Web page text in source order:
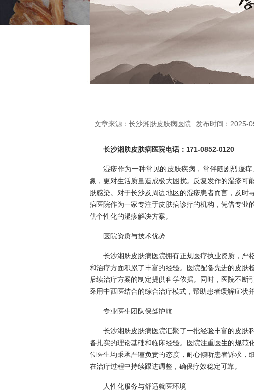
文章来源：长沙湘肤皮肤病医院 发布时间：2025-
长沙湘肤皮肤病医院电话：171-0852-0120
湿疹作为一种常见的皮肤疾病，常伴随剧烈瘙
象，更对生活质量造成极大困扰。反复发作的湿疹可
肤感染。对于长沙及周边地区的湿疹患者而言，及时
病医院作为一家专注于皮肤病诊疗的机构，凭借专业
供个性化的湿疹解决方案。
医院资质与技术优势
长沙湘肤皮肤病医院拥有正规医疗执业资质，严
和治疗方面积累了丰富的经验。医院配备先进的皮肤
后续治疗方案的制定提供科学依据。同时，医院不断
采用中西医结合的综合治疗模式，帮助患者缓解症状并
专业医生团队保驾护航
长沙湘肤皮肤病医院汇聚了一批经验丰富的皮肤
备扎实的理论基础和临床经验。医院注重医生的规范
位医生均秉承严谨负责的态度，耐心倾听患者诉求，
在治疗过程中持续跟进调整，确保疗效稳定可靠。
人性化服务与舒适就医环境